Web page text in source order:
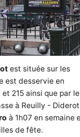
est située sur les
est desservie en
215 ainsi que par le
à Reuilly - Diderot
à 1h07 en semaine
de fête.